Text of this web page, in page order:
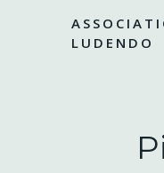
LUDENDO